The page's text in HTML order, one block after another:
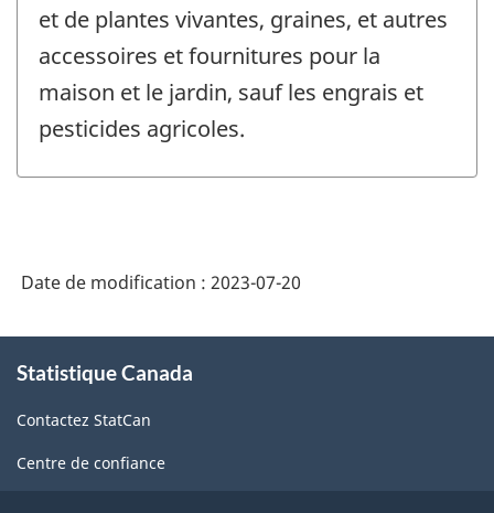
et de plantes vivantes, graines, et autres
accessoires et fournitures pour la
maison et le jardin, sauf les engrais et
pesticides agricoles.
Date de modification : 2023-07-20
propos
ce
site
Statistique Canada
Contactez StatCan
Centre de confiance